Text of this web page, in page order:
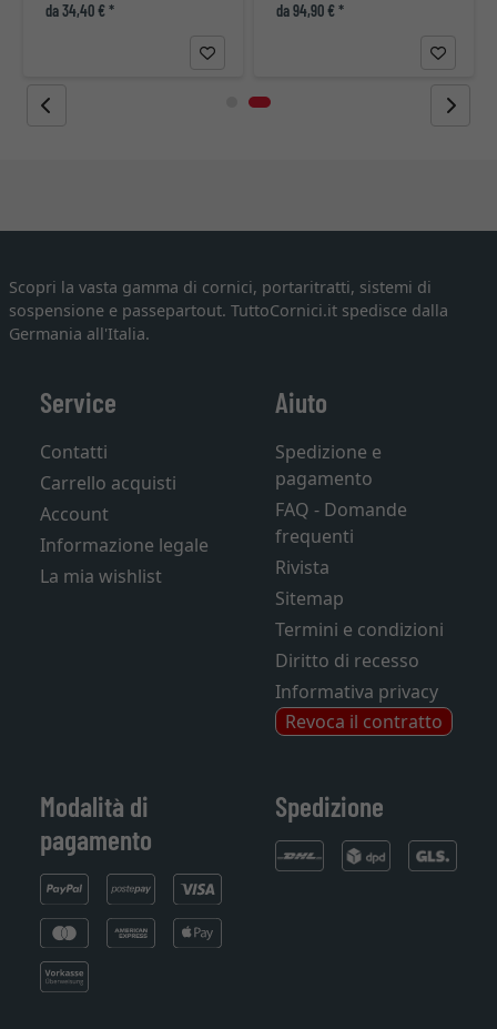
da 34,40 € * da 94,90 € *
Scopri la vasta gamma di cornici, portaritratti, sistemi di
sospensione e passepartout. TuttoCornici.it spedisce dalla
Germania all'Italia.
Service
Contatti
Carrello acquisti
Account
Informazione legale
La mia wishlist
Aiuto
Spedizione e
pagamento
FAQ - Domande
frequenti
Rivista
Sitemap
Termini e condizioni
Diritto di recesso
Informativa privacy
Revoca il contratto
Modalità di
pagamento
Spedizione